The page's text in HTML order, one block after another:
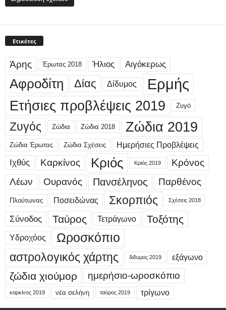
Ετικέτες
Άρης Έρωτας 2018 Ήλιος Αιγόκερως
Αφροδίτη Δίας Δίδυμος Ερμής
Ετήσιες προβλέψεις 2019 Ζυγό
Ζυγός Ζώδια Ζώδια 2018 Ζώδια 2019
Ζώδια Έρωτας Ζώδια Σχέσεις Ημερήσιες Προβλέψεις
Ιχθύς Καρκίνος Κριός Κριός 2019
Κρόνος
Λέων
Ουρανός Πανσέληνος Παρθένος
Πλούτωνας Ποσειδώνας Σκορπιός Σχέσεις 2018
Σύνοδος Ταύρος Τετράγωνο Τοξότης
Υδροχόος Ωροσκόπιο
αστρολογικός χάρτης διδυμος 2019 εξάγωνο
ζώδια χιούμορ ημερήσιο-ωροσκόπιο
καρκίνος 2019 νέα σελήνη ταύρος 2019 τρίγωνο